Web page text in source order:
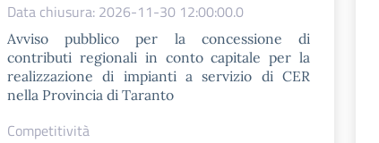
Data chiusura: 2026-11-30 12:00:00.0
Avviso pubblico per la concessione di
contributi regionali in conto capitale per la
realizzazione di impianti a servizio di CER
nella Provincia di Taranto
Competitività